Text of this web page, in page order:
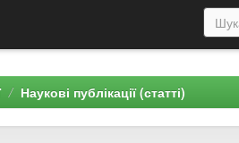
Наукові публікації (статті)